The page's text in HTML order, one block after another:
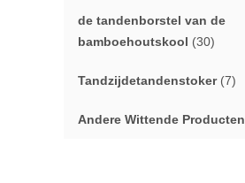
de tandenborstel van de
bamboehoutskool (30)
Tandzijdetandenstoker(7)
Andere Wittende Producten